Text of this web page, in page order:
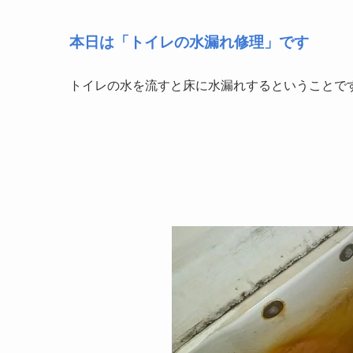
本日は「トイレの水漏れ修理」です
トイレの水を流すと床に水漏れするということで